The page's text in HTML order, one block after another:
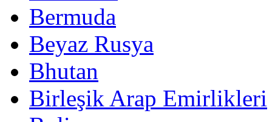
Bermuda
Beyaz Rusya
Bhutan
Birleşik Arap Emirlikleri